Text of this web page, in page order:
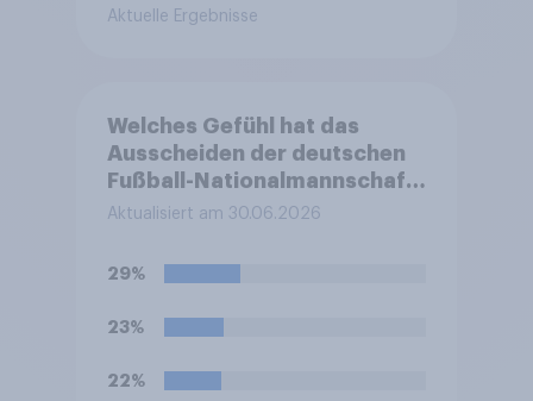
Aktuelle Ergebnisse
Welches Gefühl hat das
Ausscheiden der deutschen
Fußball-Nationalmannschaft
bei der FIFA-
ehesten bei Ihnen ausgelöst?
Aktualisiert am 30.06.2026
29%
23%
22%